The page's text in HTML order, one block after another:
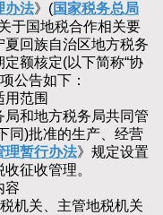
办法》(国家税务总局
于国地税合作相关要
回族自治区地方税务
额核定(以下简称“协
公告如下：
范围
和地方税务局共同管
同)批准的生产、经营
理暂行办法》规定设置
征收管理。
容
机关、主管地税机关